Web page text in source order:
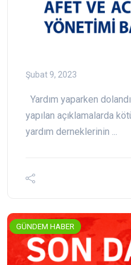
Şubat 9, 2023
Yardım yaparken
yapılan açıklamalarda
yardım derneklerinin ...
GÜNDEM HABER